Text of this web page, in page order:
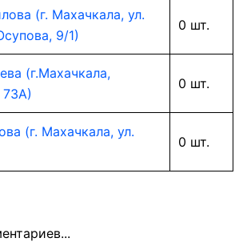
(г. Махачкала, ул.
9/1)
0 шт.
(г.Махачкала,
0 шт.
(г. Махачкала, ул.
0 шт.